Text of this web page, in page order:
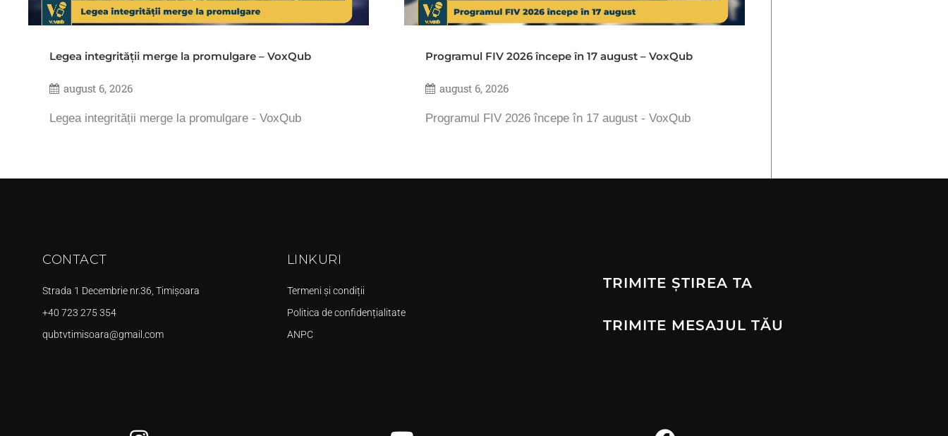
Legea integrității merge la promulgare – VoxQub
august 6, 2026
Legea integrității merge la promulgare - VoxQub
Programul FIV 2026 începe în 17 august – VoxQub
august 6, 2026
Programul FIV 2026 începe în 17 august - VoxQub
CONTACT
Strada 1 Decembrie nr.36, Timișoara
+40 723 275 354
qubtvtimisoara@gmail.com
LINKURI
Termeni și condiții
Politica de confidențialitate
ANPC
TRIMITE ȘTIREA TA
TRIMITE MESAJUL TĂU